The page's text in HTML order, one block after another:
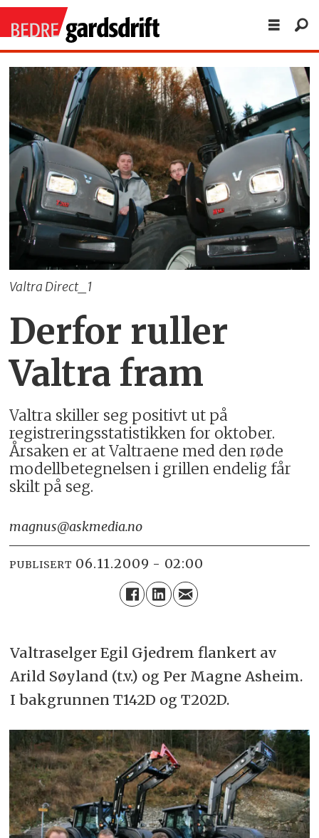
Valtra Direct_1
Derfor ruller
Valtra fram
Valtra skiller seg positivt ut på
registreringsstatistikken for oktober.
Årsaken er at Valtraene med den røde
modellbetegnelsen i grillen endelig får
skilt på seg.
magnus@askmedia.no
PUBLISERT 06.11.2009 - 02:00
Valtraselger Egil Gjedrem flankert av
Arild Søyland (t.v.) og Per Magne Asheim.
I bakgrunnen T142D og T202D.